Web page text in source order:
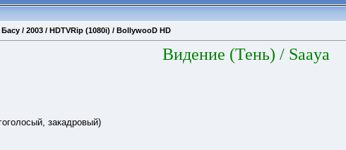
/ 2003 / HDTVRip (1080i) / BollywooD HD
Видение (Тень) / Saaya
закадровый)